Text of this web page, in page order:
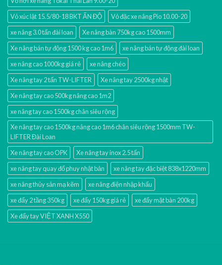
Vỏ xúc lật 15.5/80-18 BKT ẤN ĐỘ
Vỏ đặc xe nâng Pio 10.00-20
xe nâng 3.0 tấn đài loan
Xe nâng bàn 750kg cao 1500mm
Xe nâng bán tự động 1500 kg cao 1m6
xe nâng bán tự động đài loan
xe nâng cao 1000kg giá rẻ
xe nâng chéo
Xe nâng tay 2 tấn TW-LIFTER
Xe nâng tay 2500kg nhật
Xe nâng tay cao 500kg nâng cao 1m2
xe nâng tay cao 1500kg chân siêu rộng
Xe nâng tay cao 1500kg nâng cao 1m6 chân siêu rộng 1500mm TW-
LIFTER Đài Loan
Xe nâng tay cao OPK
Xe nâng tay inox 2.5 tấn
xe nâng tay quay đổ phuy nhật bản
xe nâng tay đặc biệt 838x1220mm
xe nâng thủy sản mạ kẽm
xe nâng điện nhập khấu
xe đẩy 2 tầng 350kg
xe đẩy 150kg giá rẻ
xe đẩy mặt bàn 200kg
Xe đẩy tay VIỆT XANH X550